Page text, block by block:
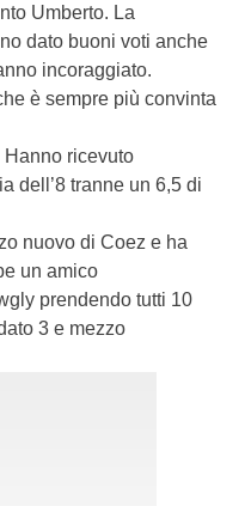
Umberto. La
dato buoni voti anche
incoraggiato.
è sempre più convinta
ricevuto
dell’8 tranne un 6,5 di
nuovo di Coez e ha
un amico
prendendo tutti 10
3 e mezzo